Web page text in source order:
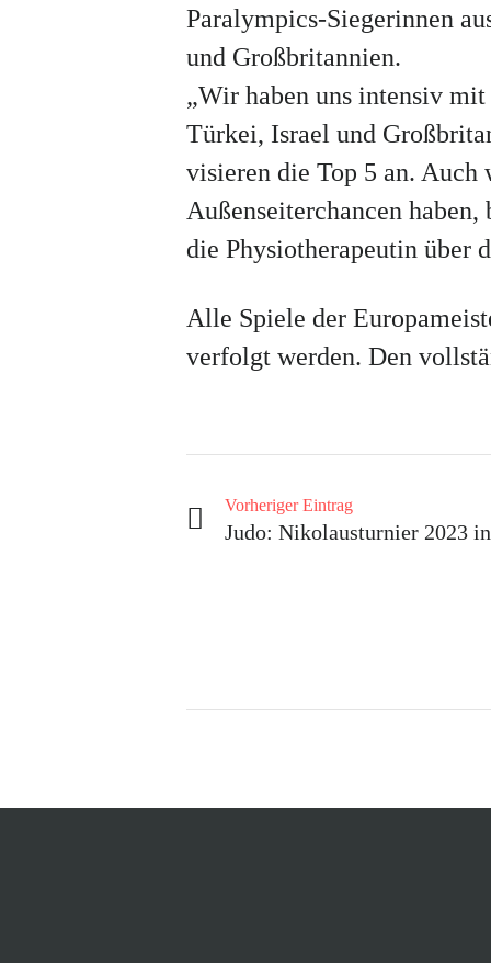
Paralympics-Siegerinnen
und Großbritannien.
„Wir haben uns intensiv
Türkei, Israel und
visieren die Top 5 an.
Außenseiterchancen
die Physiotherapeutin über
Alle Spiele der
verfolgt werden. Den
Vorheriger Eintrag
Judo: Nikolausturnier 2023